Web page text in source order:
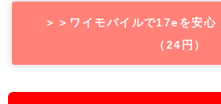
＞＞ワイモバイルで17eを安心
（24円）